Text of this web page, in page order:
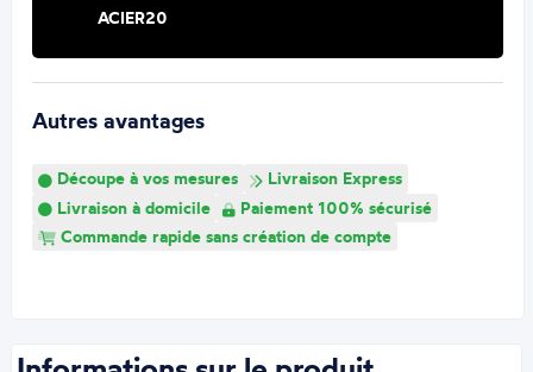
ACIER20
Autres avantages
Découpe à vos mesures
Livraison Express
Livraison à domicile
Paiement 100% sécurisé
Commande rapide sans création de compte